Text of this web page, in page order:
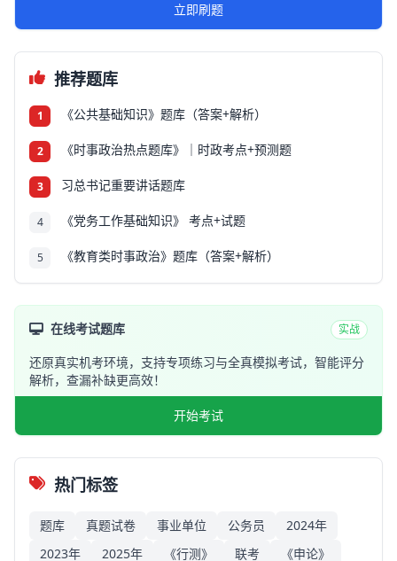
立即刷题
推荐题库
1 《公共基础知识》题库（答案+解析）
2 《时事政治热点题库》｜时政考点+预测题
3 习总书记重要讲话题库
4 《党务工作基础知识》 考点+试题
5 《教育类时事政治》题库（答案+解析）
在线考试题库 实战
还原真实机考环境，支持专项练习与全真模拟考试，智能评分
解析，查漏补缺更高效！
开始考试
热门标签
题库 真题试卷 事业单位 公务员
2024年
2023年
2025年 《行测》 联考 《申论》